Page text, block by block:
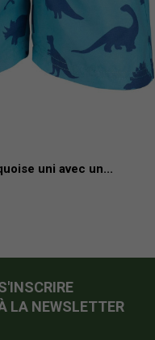
uni avec un...
LA NEWSLETTER